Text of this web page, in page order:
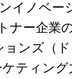
イノベー
ナー企業
ョンズ（
ティン